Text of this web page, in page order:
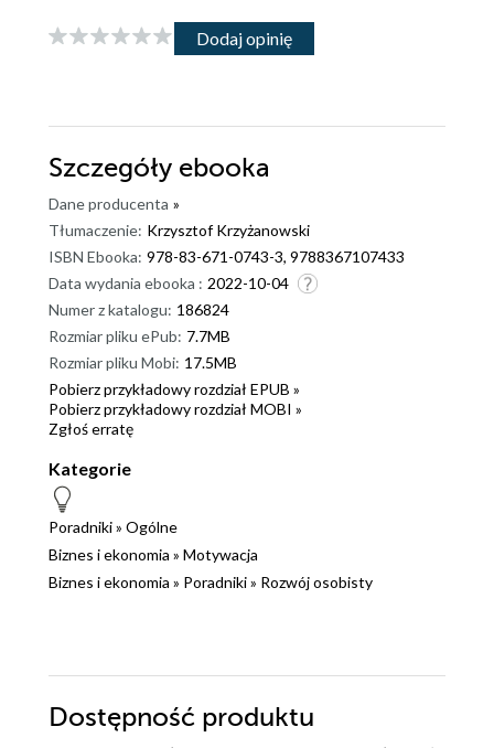
Dodaj opinię
Szczegóły ebooka
Dane producenta »
Tłumaczenie: Krzysztof Krzyżanowski
ISBN Ebooka: 978-83-671-0743-3, 9788367107433
Data wydania ebooka : 2022-10-04
Numer z katalogu: 186824
Rozmiar pliku ePub: 7.7MB
Rozmiar pliku Mobi: 17.5MB
Pobierz przykładowy rozdział EPUB »
Pobierz przykładowy rozdział MOBI »
Zgłoś erratę
Kategorie
Poradniki» Ogólne
Biznes i ekonomia » Motywacja
Biznes i ekonomia » Poradniki» Rozwój osobisty
Dostępność produktu